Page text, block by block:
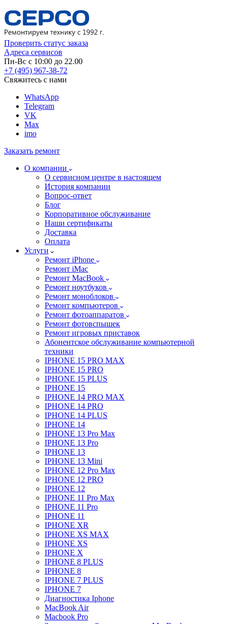
Проверить статус заказа
Адреса сервисов
Пн-Вс с 10:00 до 22.00
+7 (495) 967-38-72
Свяжитесь с нами
WhatsApp
Telegram
VK
Max
imo
Заказать ремонт
О компании
О сервисном центре в настоящем
История компании
Вопрос-ответ
Блог
Корпоративное обслуживание
Наши сертификаты
Доставка
Оплата
Услуги
Ремонт iPhone
Ремонт iMac
Ремонт MacBook
Ремонт ноутбуков
Ремонт моноблоков
Ремонт компьютеров
Ремонт фотоаппаратов
Ремонт фотовспышек
Ремонт игровых приставок
Абонентское обслуживание компьютерной
техники
IPHONE 15 PRO MAX
IPHONE 15 PRO
IPHONE 15 PLUS
IPHONE 15
IPHONE 14 PRO MAX
IPHONE 14 PRO
IPHONE 14 PLUS
IPHONE 14
IPHONE 13 Pro Max
IPHONE 13 Pro
IPHONE 13
IPHONE 13 Mini
IPHONE 12 Pro Max
IPHONE 12 PRO
IPHONE 12
IPHONE 11 Pro Max
IPHONE 11 Pro
IPHONE 11
IPHONE XR
IPHONE XS MAX
IPHONE XS
IPHONE X
IPHONE 8 PLUS
IPHONE 8
IPHONE 7 PLUS
IPHONE 7
Диагностика Iphone
MacBook Air
Macbook Pro